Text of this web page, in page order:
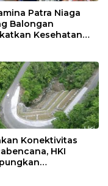
Patra Niaga
Balongan
Kesehatan
dan Edukasi
Gigi
Konektivitas
HKI